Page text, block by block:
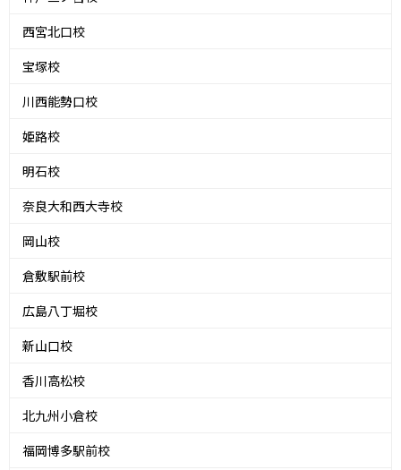
西宮北口校
宝塚校
川西能勢口校
姫路校
明石校
奈良大和西大寺校
岡山校
倉敷駅前校
広島八丁堀校
新山口校
香川高松校
北九州小倉校
福岡博多駅前校